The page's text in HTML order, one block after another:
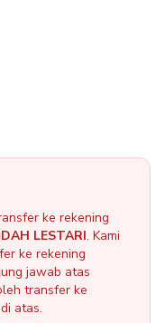
ke rekening
LESTARI. Kami
ke rekening
jawab atas
transfer ke
atas.